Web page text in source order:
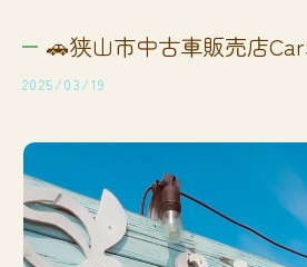
🚗狭山市中古車販売店
2025/03/19